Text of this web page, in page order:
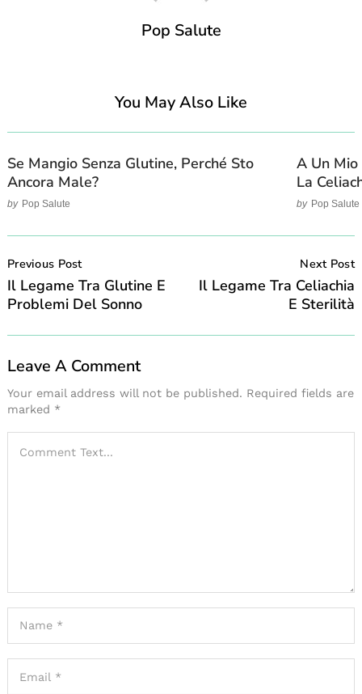
Pop Salute
You May Also Like
Se Mangio Senza Glutine, Perché Sto
Ancora Male?
by Pop Salute
A Un
La
by Pop Salute
Navigation
Previous Post
Il Legame Tra Glutine E
Problemi Del Sonno
Next Post
Il Legame Tra Celiachia
E Sterilità
Leave A Comment
Your email address will not be published. Required fields are
marked *